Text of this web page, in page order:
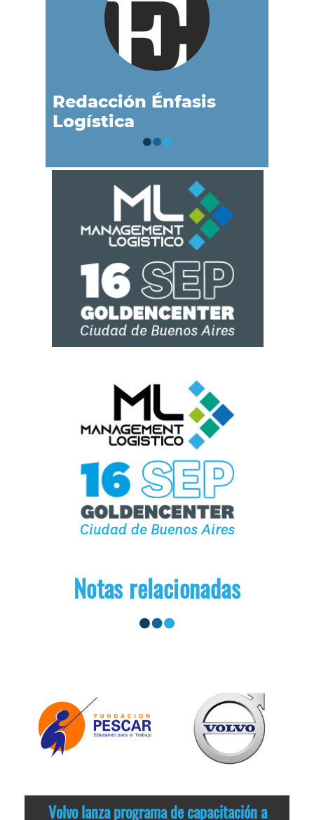
Redacción Énfasis
Logística
Notas relacionadas
Volvo lanza programa de capacitación a